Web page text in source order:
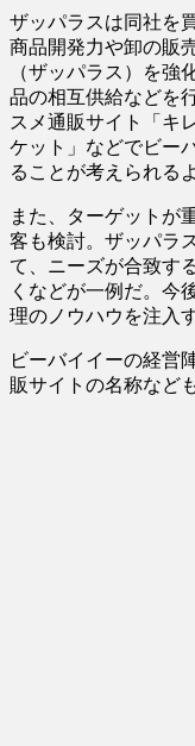
ザッパラスは同社を
商品開発力や卸の販
（ザッパラス）を強
品の相互供給などを
スメ通販サイト「キ
ケット」などでビー
ることが考えられる
また、ターゲットが
客も検討。ザッパラ
て、ニーズが合致す
くなどが一例だ。今
理のノウハウを注入
ビーバイイーの経営
販サイトの名称など